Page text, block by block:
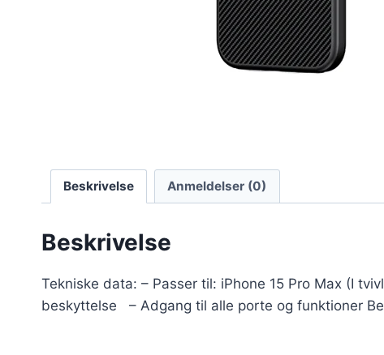
Beskrivelse Anmeldelser (0)
Beskrivelse
Tekniske data: – Passer til: iPhone 15 Pro Max (I
beskyttelse – Adgang til alle porte og funktioner